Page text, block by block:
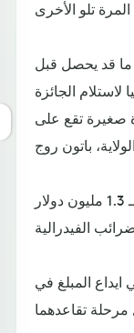
ما قد يحصل قبل
صغيرة تقع على
وسيحصل الزوجان على مبلغ صاف يقدر بـ 1.3 مليون دولار
المبلغ في